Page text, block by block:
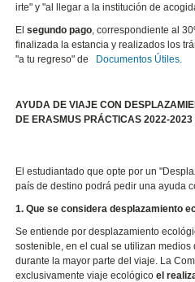
irte" y "al llegar a la institución de
El segundo pago, correspondiente al
finalizada la estancia y realizados los
"a tu regreso" de
Documentos Útiles.
AYUDA DE VIAJE CON
DE ERASMUS PRÁCTICAS 2022-2023
El estudiantado que opte por un
país de destino podrá pedir una ayuda
1. Que se considera desplazamiento
Se entiende por desplazamiento
sostenible, en el cual se utilizan
durante la mayor parte del viaje. La
exclusivamente viaje ecológicoel